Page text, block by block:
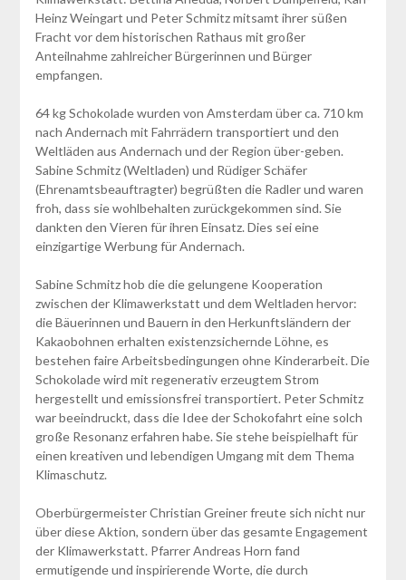
Heinz Weingart und Peter Schmitz mitsamt ihrer süßen
Fracht vor dem historischen Rathaus mit großer
Anteilnahme zahlreicher Bürgerinnen und Bürger
empfangen.
64 kg Schokolade wurden von Amsterdam über ca. 710 km
nach Andernach mit Fahrrädern transportiert und den
Weltläden aus Andernach und der Region über-geben.
Sabine Schmitz (Weltladen) und Rüdiger Schäfer
(Ehrenamtsbeauftragter) begrüßten die Radler und waren
froh, dass sie wohlbehalten zurückgekommen sind. Sie
dankten den Vieren für ihren Einsatz. Dies sei eine
einzigartige Werbung für Andernach.
Sabine Schmitz hob die die gelungene Kooperation
zwischen der Klimawerkstatt und dem Weltladen hervor:
die Bäuerinnen und Bauern in den Herkunftsländern der
Kakaobohnen erhalten existenzsichernde Löhne, es
bestehen faire Arbeitsbedingungen ohne Kinderarbeit. Die
Schokolade wird mit regenerativ erzeugtem Strom
hergestellt und emissionsfrei transportiert. Peter Schmitz
war beeindruckt, dass die Idee der Schokofahrt eine solch
große Resonanz erfahren habe. Sie stehe beispielhaft für
einen kreativen und lebendigen Umgang mit dem Thema
Klimaschutz.
Oberbürgermeister Christian Greiner freute sich nicht nur
über diese Aktion, sondern über das gesamte Engagement
der Klimawerkstatt. Pfarrer Andreas Horn fand
ermutigende und inspirierende Worte, die durch